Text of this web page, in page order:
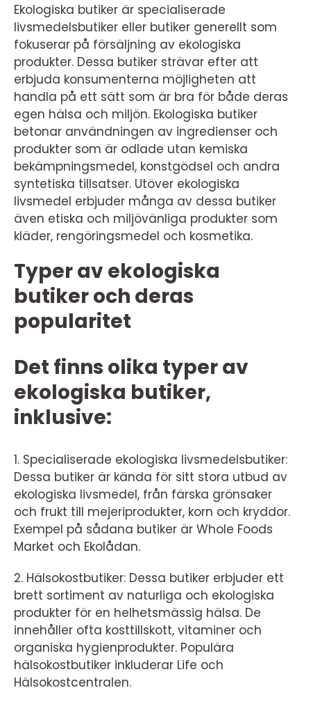
Ekologiska butiker är specialiserade
livsmedelsbutiker eller butiker generellt som
fokuserar på försäljning av ekologiska
produkter. Dessa butiker strävar efter att
erbjuda konsumenterna möjligheten att
handla på ett sätt som är bra för både deras
egen hälsa och miljön. Ekologiska butiker
betonar användningen av ingredienser och
produkter som är odlade utan kemiska
bekämpningsmedel, konstgödsel och andra
syntetiska tillsatser. Utöver ekologiska
livsmedel erbjuder många av dessa butiker
även etiska och miljövänliga produkter som
kläder, rengöringsmedel och kosmetika.
Typer av ekologiska
butiker och deras
popularitet
Det finns olika typer av
ekologiska butiker,
inklusive:
1. Specialiserade ekologiska livsmedelsbutiker:
Dessa butiker är kända för sitt stora utbud av
ekologiska livsmedel, från färska grönsaker
och frukt till mejeriprodukter, korn och kryddor.
Exempel på sådana butiker är Whole Foods
Market och Ekolådan.
2. Hälsokostbutiker: Dessa butiker erbjuder ett
brett sortiment av naturliga och ekologiska
produkter för en helhetsmässig hälsa. De
innehåller ofta kosttillskott, vitaminer och
organiska hygienprodukter. Populära
hälsokostbutiker inkluderar Life och
Hälsokostcentralen.